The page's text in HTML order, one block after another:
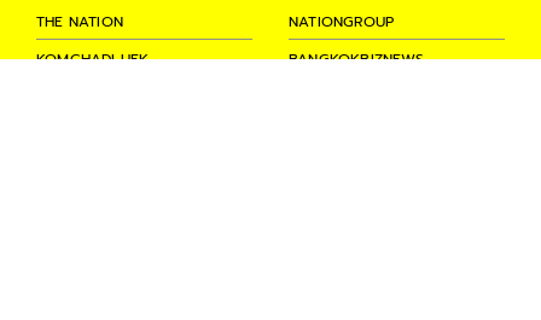
THE NATION
NATIONGROUP
KOMCHADLUEK
BANGKOKBIZNEWS